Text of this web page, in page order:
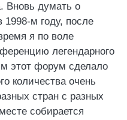
Вновь думать о
м году, после
я по воле
легендарного
этот форум сделало
количества очень
стран с разных
собирается